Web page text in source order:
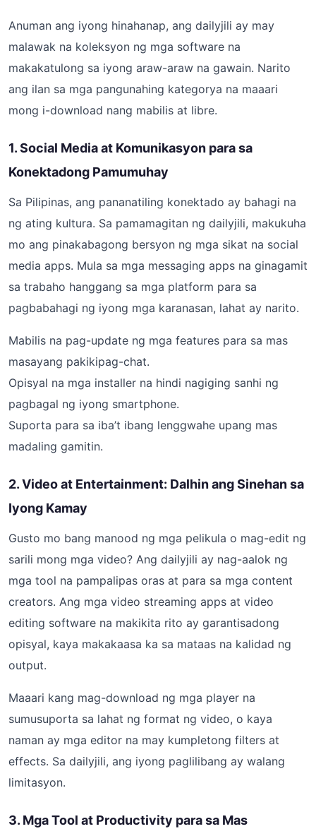
Anuman ang iyong hinahanap, ang dailyjili ay may
malawak na koleksyon ng mga software na
makakatulong sa iyong araw-araw na gawain. Narito
ang ilan sa mga pangunahing kategorya na maaari
mong i-download nang mabilis at libre.
1. Social Media at Komunikasyon para sa
Konektadong Pamumuhay
Sa Pilipinas, ang pananatiling konektado ay bahagi na
ng ating kultura. Sa pamamagitan ng dailyjili, makukuha
mo ang pinakabagong bersyon ng mga sikat na social
media apps. Mula sa mga messaging apps na ginagamit
sa trabaho hanggang sa mga platform para sa
pagbabahagi ng iyong mga karanasan, lahat ay narito.
Mabilis na pag-update ng mga features para sa mas
masayang pakikipag-chat.
Opisyal na mga installer na hindi nagiging sanhi ng
pagbagal ng iyong smartphone.
Suporta para sa iba’t ibang lenggwahe upang mas
madaling gamitin.
2. Video at Entertainment: Dalhin ang Sinehan sa
Iyong Kamay
Gusto mo bang manood ng mga pelikula o mag-edit ng
sarili mong mga video? Ang dailyjili ay nag-aalok ng
mga tool na pampalipas oras at para sa mga content
creators. Ang mga video streaming apps at video
editing software na makikita rito ay garantisadong
opisyal, kaya makakaasa ka sa mataas na kalidad ng
output.
Maaari kang mag-download ng mga player na
sumusuporta sa lahat ng format ng video, o kaya
naman ay mga editor na may kumpletong filters at
effects. Sa dailyjili, ang iyong paglilibang ay walang
limitasyon.
3. Mga Tool at Productivity para sa Mas